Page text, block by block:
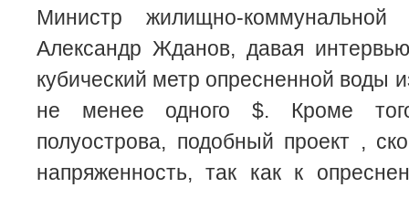
Министр жилищно-
Александр Жданов, давая
кубический метр опресненной воды
не менее одного $. Кроме
полуострова, подобный проект ,
напряженность, так как к